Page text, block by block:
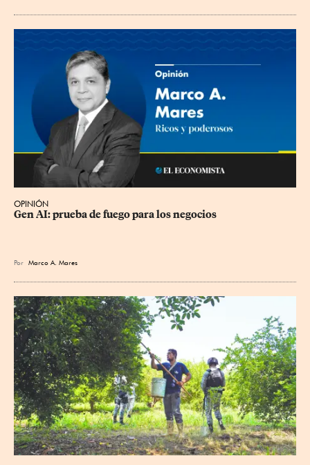
OPINIÓN
Gen AI: prueba de fuego para los negocios
Por Marco A. Mares